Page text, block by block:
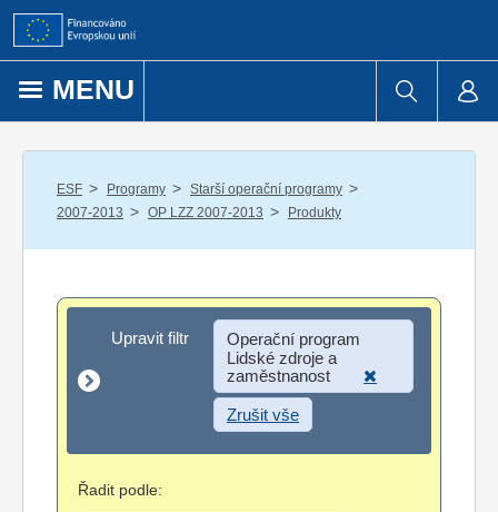
Přejít k obsahu
MENU
ESF / Programy / Starší operační programy /
2007-2013 / OP LZZ 2007-2013 / Produkty
Upravit filtr
Upravit filtr
Operační program
Lidské zdroje a
zaměstnanost
Zrušit vše
Řadit podle: